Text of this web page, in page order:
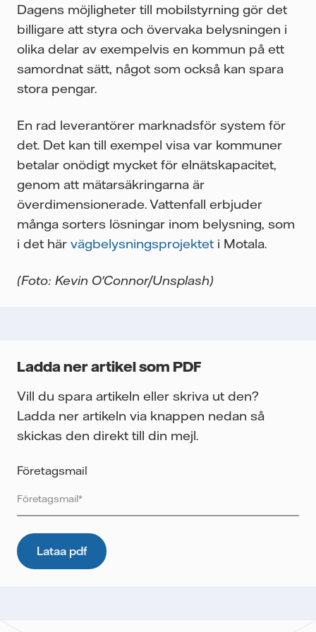
Dagens möjligheter till mobilstyrning gör det
billigare att styra och övervaka belysningen i
olika delar av exempelvis en kommun på ett
samordnat sätt, något som också kan spara
stora pengar.
En rad leverantörer marknadsför system för
det. Det kan till exempel visa var kommuner
betalar onödigt mycket för elnätskapacitet,
genom att mätarsäkringarna är
överdimensionerade. Vattenfall erbjuder
många sorters lösningar inom belysning, som
i det här vägbelysningsprojektet i Motala.
(Foto: Kevin O'Connor/Unsplash)
Ladda ner artikel som PDF
Vill du spara artikeln eller skriva ut den?
Ladda ner artikeln via knappen nedan så
skickas den direkt till din mejl.
Företagsmail
Vattenfall skyddar och respekterar din integritet. För att
Vattenfalls storföretagsförsäljning ska kunna skicka det
önskade innehållet till dig, samt för att i framtiden kunna